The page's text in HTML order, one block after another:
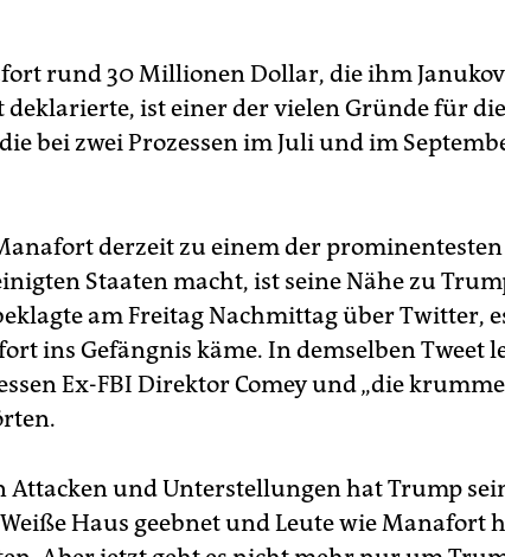
rund 30 Millionen Dollar, die ihm
deklarierte, ist einer der vielen Gründe für
bei zwei Prozessen im Juli und im
derzeit zu einem der
Staaten macht, ist seine Nähe zu
am Freitag Nachmittag über Twitter,
ins Gefängnis käme. In demselben Tweet
Ex-FBI Direktor Comey und „die
Attacken und Unterstellungen hat Trump
Haus geebnet und Leute wie Manafort